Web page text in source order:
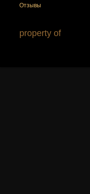
Отзывы
property of